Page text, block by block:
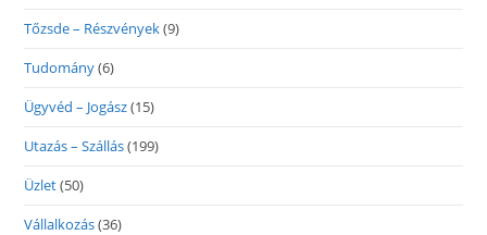
Tőzsde – Részvények(9)
Tudomány(6)
Ügyvéd – Jogász(15)
Utazás – Szállás(199)
Üzlet(50)
Vállalkozás(36)